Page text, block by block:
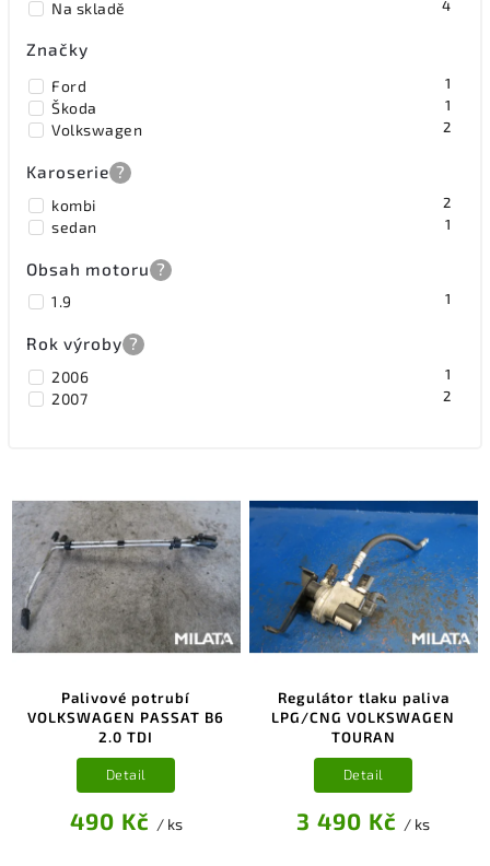
Na skladě 4
Značky
Ford 1
Škoda 1
Volkswagen 2
Karoserie ?
kombi 2
sedan 1
Obsah motoru ?
1.9 1
Rok výroby ?
2006 1
2007 2
Palivové potrubí
VOLKSWAGEN PASSAT B6
2.0 TDI
490 Kč / ks
Detail
Regulátor tlaku paliva
LPG/CNG VOLKSWAGEN
TOURAN
3 490 Kč / ks
Detail